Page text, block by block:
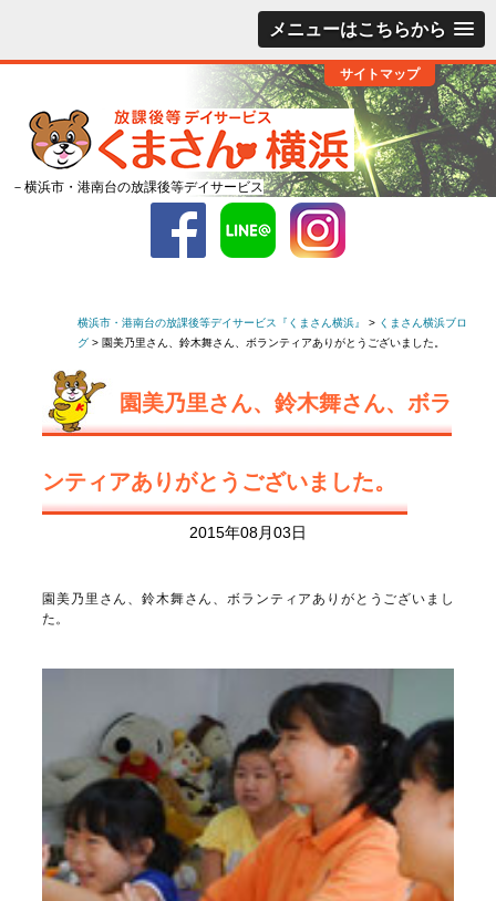
メニューはこちらから
サイトマップ
－横浜市・港南台の放課後等デイサービス
横浜市・港南台の放課後等デイサービス『くまさん横浜』 > くまさん横浜ブロ
グ > 園美乃里さん、鈴木舞さん、ボランティアありがとうございました。
園美乃里さん、鈴木舞さん、ボラ
ンティアありがとうございました。
2015年08月03日
園美乃里さん、鈴木舞さん、ボランティアありがとうございまし
た。